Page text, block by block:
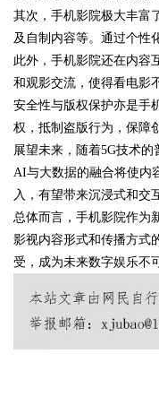
!
Bo
其次，手机影院极大丰富
及自制内容等。通过个性
此外，手机影院还在内容
和观影交流，使得看电影
安全性与版权保护亦是手
权，抵制盗版行为，保障
展望未来，随着5G技术
AI与大数据的融合将使内
入，有望带来沉浸式和交
总体而言，手机影院作为
影视内容形式和传播方式
受，成为未来数字娱乐不